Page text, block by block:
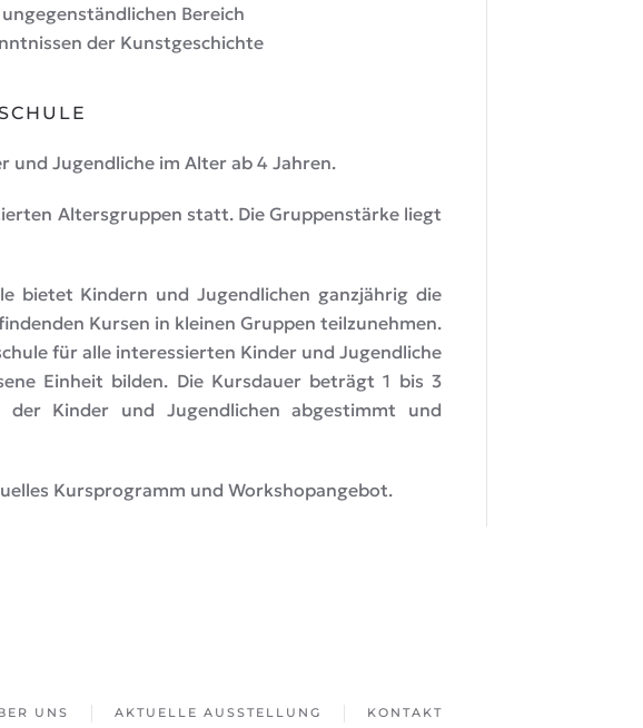
Bereich
der Kunstgeschichte
und Jugendliche im Alter ab 4 Jahren.
Altersgruppen statt. Die Gruppenstärke liegt
bietet Kindern und Jugendlichen ganzjährig die
Kursen in kleinen Gruppen teilzunehmen.
für alle interessierten Kinder und Jugendliche
Einheit bilden. Die Kursdauer beträgt 1 bis 3
Kinder und Jugendlichen abgestimmt und
Kursprogramm und Workshopangebot.
UNS AKTUELLE AUSSTELLUNG KONTAKT